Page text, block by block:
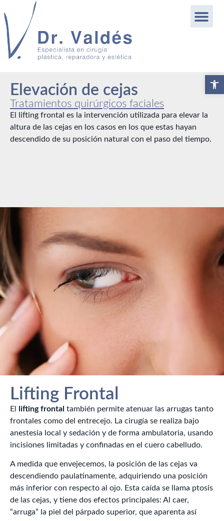
Elevación de cejas
Tratamientos quirúrgicos faciales
El lifting frontal es la intervención utilizada para elevar la
altura de las cejas en los casos en los que estas hayan
descendido de su posición natural con el paso del tiempo.
Lifting Frontal
El lifting frontal también permite atenuar las arrugas tanto
frontales como del entrecejo. La cirugía se realiza bajo
anestesia local y sedación y de forma ambulatoria, usando
incisiones limitadas y confinadas en el cuero cabelludo.
A medida que envejecemos, la posición de las cejas va
descendiendo paulatinamente, adquiriendo una posición
más inferior con respecto al ojo. Esta caída se llama ptosis
de las cejas, y tiene dos efectos principales: Al caer,
“arruga” la piel del párpado superior, que aparenta así
Abrir